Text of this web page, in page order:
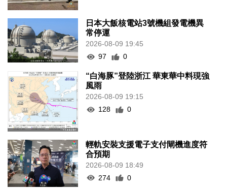
日本大飯核電站3號機組發電機異
常停運
2026-08-09 19:45
97
0
“白海豚”登陸浙江 華東華中料現強
風雨
2026-08-09 19:15
128
0
輕軌安裝支援電子支付閘機進度符
合預期
2026-08-09 18:49
274
0